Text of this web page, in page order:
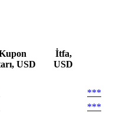
USD
İtfa,
USD
***
***